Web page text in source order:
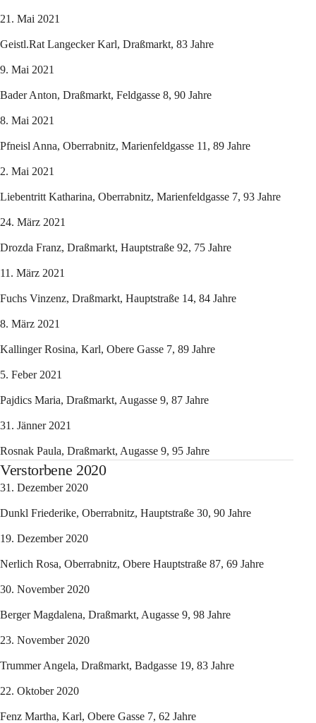
21. Mai 2021
Geistl.Rat Langecker Karl, Draßmarkt, 83 Jahre
9. Mai 2021
Bader Anton, Draßmarkt, Feldgasse 8, 90 Jahre
8. Mai 2021
Pfneisl Anna, Oberrabnitz, Marienfeldgasse 11, 89 Jahre
2. Mai 2021
Liebentritt Katharina, Oberrabnitz, Marienfeldgasse 7, 93 Jahre
24. März 2021
Drozda Franz, Draßmarkt, Hauptstraße 92, 75 Jahre
11. März 2021
Fuchs Vinzenz, Draßmarkt, Hauptstraße 14, 84 Jahre
8. März 2021
Kallinger Rosina, Karl, Obere Gasse 7, 89 Jahre
5. Feber 2021
Pajdics Maria, Draßmarkt, Augasse 9, 87 Jahre
31. Jänner 2021
Rosnak Paula, Draßmarkt, Augasse 9, 95 Jahre
Verstorbene 2020
31. Dezember 2020
Dunkl Friederike, Oberrabnitz, Hauptstraße 30, 90 Jahre
19. Dezember 2020
Nerlich Rosa, Oberrabnitz, Obere Hauptstraße 87, 69 Jahre
30. November 2020
Berger Magdalena, Draßmarkt, Augasse 9, 98 Jahre
23. November 2020
Trummer Angela, Draßmarkt, Badgasse 19, 83 Jahre
22. Oktober 2020
Fenz Martha, Karl, Obere Gasse 7, 62 Jahre